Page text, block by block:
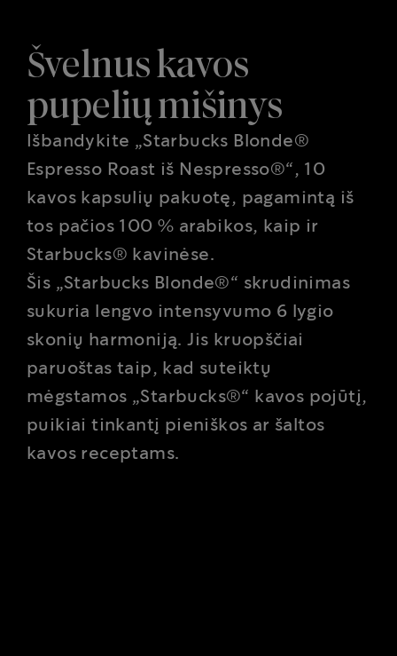
Švelnus kavos
pupelių mišinys
Išbandykite „Starbucks Blonde®
Espresso Roast iš Nespresso®“, 10
kavos kapsulių pakuotę, pagamintą iš
tos pačios 100 % arabikos, kaip ir
Starbucks® kavinėse.
Šis „Starbucks Blonde®“ skrudinimas
sukuria lengvo intensyvumo 6 lygio
skonių harmoniją. Jis kruopščiai
paruoštas taip, kad suteiktų
mėgstamos „Starbucks®“ kavos pojūtį,
puikiai tinkantį pieniškos ar šaltos
kavos receptams.